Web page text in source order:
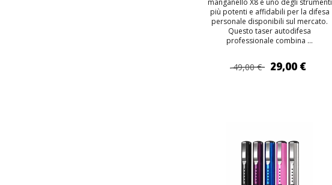
manganello X8 è uno degli strumenti
più potenti e affidabili per la difesa
personale disponibili sul mercato.
Questo taser autodifesa
professionale combina ...
49,00 € 29,00 €